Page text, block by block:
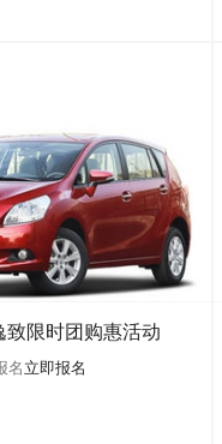
致限时团购惠活动
名立即报名